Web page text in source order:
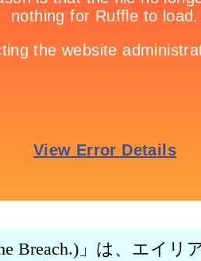
Breach.)」は、エイ